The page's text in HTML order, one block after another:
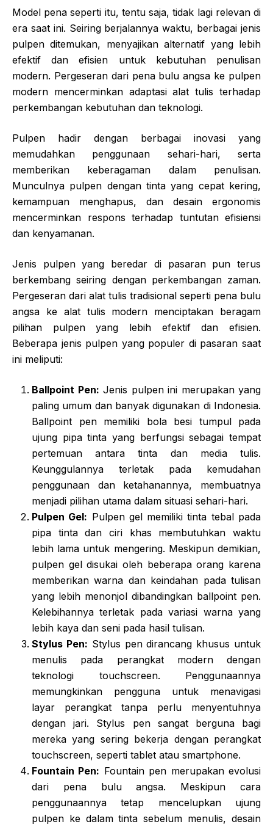
Model pena seperti itu, tentu saja, tidak lagi relevan di
era saat ini. Seiring berjalannya waktu, berbagai jenis
pulpen ditemukan, menyajikan alternatif yang lebih
efektif dan efisien untuk kebutuhan penulisan
modern. Pergeseran dari pena bulu angsa ke pulpen
modern mencerminkan adaptasi alat tulis terhadap
perkembangan kebutuhan dan teknologi.
Pulpen hadir dengan berbagai inovasi yang
memudahkan penggunaan sehari-hari, serta
memberikan keberagaman dalam penulisan.
Munculnya pulpen dengan tinta yang cepat kering,
kemampuan menghapus, dan desain ergonomis
mencerminkan respons terhadap tuntutan efisiensi
dan kenyamanan.
Jenis pulpen yang beredar di pasaran pun terus
berkembang seiring dengan perkembangan zaman.
Pergeseran dari alat tulis tradisional seperti pena bulu
angsa ke alat tulis modern menciptakan beragam
pilihan pulpen yang lebih efektif dan efisien.
Beberapa jenis pulpen yang populer di pasaran saat
ini meliputi:
Ballpoint Pen: Jenis pulpen ini merupakan yang
paling umum dan banyak digunakan di Indonesia.
Ballpoint pen memiliki bola besi tumpul pada
ujung pipa tinta yang berfungsi sebagai tempat
pertemuan antara tinta dan media tulis.
Keunggulannya terletak pada kemudahan
penggunaan dan ketahanannya, membuatnya
menjadi pilihan utama dalam situasi sehari-hari.
Pulpen Gel: Pulpen gel memiliki tinta tebal pada
pipa tinta dan ciri khas membutuhkan waktu
lebih lama untuk mengering. Meskipun demikian,
pulpen gel disukai oleh beberapa orang karena
memberikan warna dan keindahan pada tulisan
yang lebih menonjol dibandingkan ballpoint pen.
Kelebihannya terletak pada variasi warna yang
lebih kaya dan seni pada hasil tulisan.
Stylus Pen: Stylus pen dirancang khusus untuk
menulis pada perangkat modern dengan
teknologi touchscreen. Penggunaannya
memungkinkan pengguna untuk menavigasi
layar perangkat tanpa perlu menyentuhnya
dengan jari. Stylus pen sangat berguna bagi
mereka yang sering bekerja dengan perangkat
touchscreen, seperti tablet atau smartphone.
Fountain Pen: Fountain pen merupakan evolusi
dari pena bulu angsa. Meskipun cara
penggunaannya tetap mencelupkan ujung
pulpen ke dalam tinta sebelum menulis, desain